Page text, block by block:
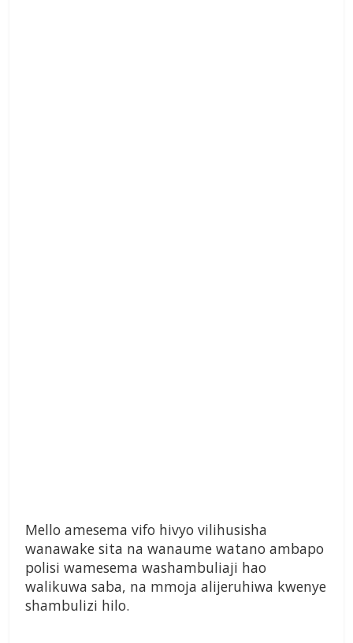
Mello amesema vifo hivyo vilihusisha
wanawake sita na wanaume watano ambapo
polisi wamesema washambuliaji hao
walikuwa saba, na mmoja alijeruhiwa kwenye
shambulizi hilo.